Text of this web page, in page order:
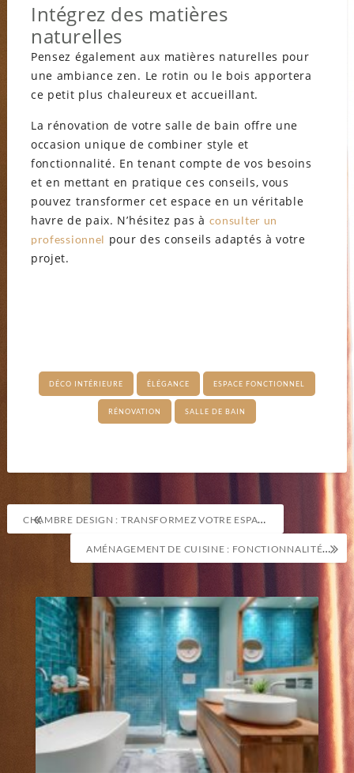
Intégrez des matières
naturelles
Pensez également aux matières naturelles pour
une ambiance zen. Le rotin ou le bois apportera
ce petit plus chaleureux et accueillant.
La rénovation de votre salle de bain offre une
occasion unique de combiner style et
fonctionnalité. En tenant compte de vos besoins
et en mettant en pratique ces conseils, vous
pouvez transformer cet espace en un véritable
havre de paix. N’hésitez pas à consulter un
professionnel pour des conseils adaptés à votre
projet.
DÉCO INTÉRIEURE ÉLÉGANCE ESPACE FONCTIONNEL
RÉNOVATION SALLE DE BAIN
Navigation
de
l’article
CHAMBRE DESIGN : TRANSFORMEZ VOTRE ESPACE EN VÉRITABLE COCON PERSONNEL
AMÉNAGEMENT DE CUISINE : FONCTIONNALITÉ ET ESTHÉTISME AU QUOTIDIEN